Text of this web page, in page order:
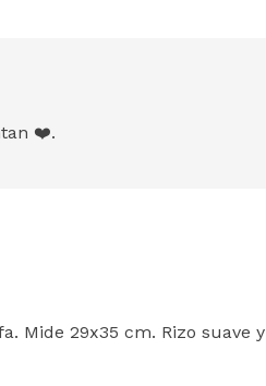
❤️.
Mide 29x35 cm. Rizo suave y